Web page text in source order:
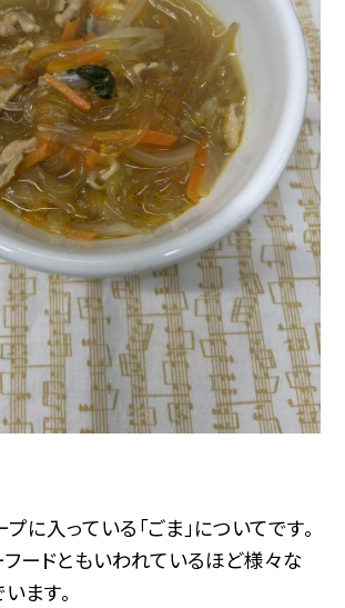
に入っている「ごま」についてです。
ードともいわれているほど様々な
ます。